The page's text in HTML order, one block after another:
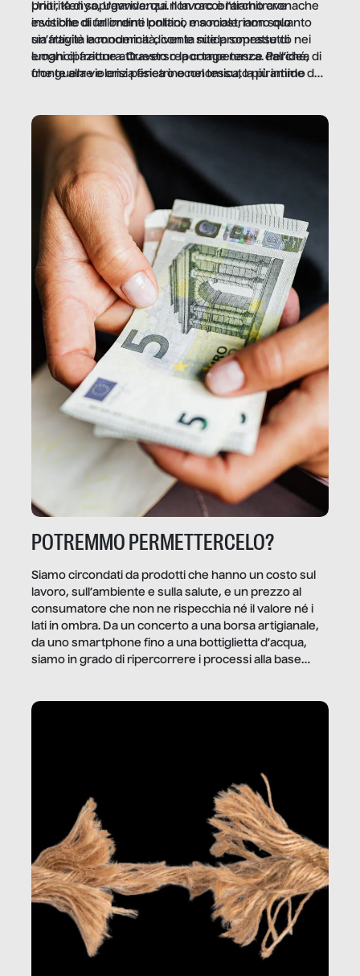
priorità di sopravvivenza. Il lavoro è l’architrave
invisibile di un ordine politico e sociale, non solo
un’attività economica: diventa nitida soprattutto nei
luoghi di frattura. Questo reportage nasce dall’idea
che guerre e crisi penetrino nel tessuto più intimo
Uniti, Kenya, Uganda: qui non raccontiamo cronache
esotiche di fallimenti lontani, ma mostriamo quanto
sia fragile la modernità, con le sue promesse di
emancipazione attraverso la competenza. Perché, di
fronte alla violenza fisica o economica, la piramide del
POTREMMO PERMETTERCELO?
Siamo circondati da prodotti che hanno un costo sul
lavoro, sull’ambiente e sulla salute, e un prezzo al
consumatore che non ne rispecchia né il valore né i
lati in ombra. Da un concerto a una borsa artigianale,
da uno smartphone fino a una bottiglietta d’acqua,
siamo in grado di ripercorrere i processi alla base
dietro gli oggetti e i servizi che fanno la nostra vita